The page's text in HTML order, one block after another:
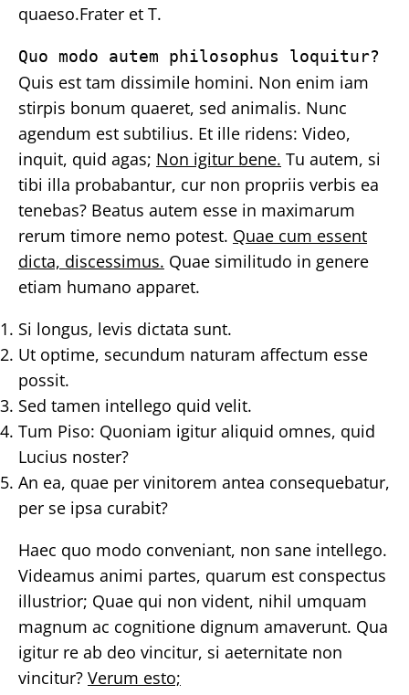
quaeso.Frater et T.
Quo modo autem philosophus loquitur?
Quis est tam dissimile homini. Non enim iam
stirpis bonum quaeret, sed animalis. Nunc
agendum est subtilius. Et ille ridens: Video,
inquit, quid agas; Non igitur bene. Tu autem, si
tibi illa probabantur, cur non propriis verbis ea
tenebas? Beatus autem esse in maximarum
rerum timore nemo potest. Quae cum essent
dicta, discessimus. Quae similitudo in genere
etiam humano apparet.
Si longus, levis dictata sunt.
Ut optime, secundum naturam affectum esse
possit.
Sed tamen intellego quid velit.
Tum Piso: Quoniam igitur aliquid omnes, quid
Lucius noster?
An ea, quae per vinitorem antea consequebatur,
per se ipsa curabit?
Haec quo modo conveniant, non sane intellego.
Videamus animi partes, quarum est conspectus
illustrior; Quae qui non vident, nihil umquam
magnum ac cognitione dignum amaverunt. Qua
igitur re ab deo vincitur, si aeternitate non
vincitur? Verum esto;